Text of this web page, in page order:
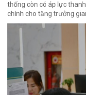
thống còn có áp lực
chính cho tăng trưởng